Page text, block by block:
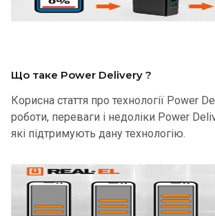
Що таке Power Delivery ?
Корисна стаття про технології Power
роботи, переваги і недоліки Power
які підтримують дану технологію.